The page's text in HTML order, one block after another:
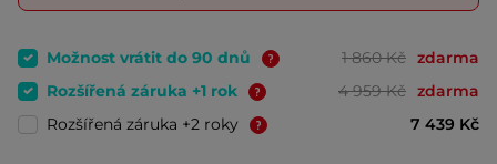
Možnost vrátit do 90 dnů 1 860 Kč zdarma
Rozšířená záruka +1 rok
4 959 Kč zdarma
Rozšířená záruka +2 roky
7 439 Kč